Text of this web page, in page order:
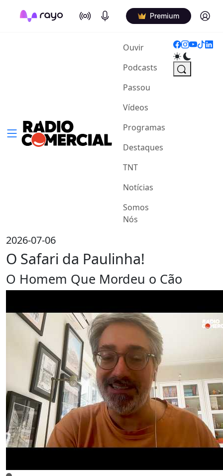
On Air Podcasts Premium Log in
Ouvir(current)
Podcasts
Passou
Vídeos
Programas
Destaques
TNT
Notícias
Somos
Nós
2026-07-06
O Safari da Paulinha!
O Homem Que Mordeu o Cão